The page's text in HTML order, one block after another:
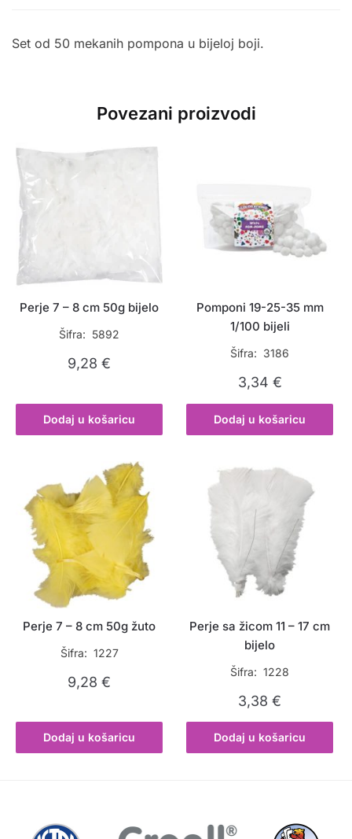
Set od 50 mekanih pompona u bijeloj boji.
Povezani proizvodi
Perje 7 – 8 cm 50g bijelo
Šifra: 5892
9,28€
Dodaj u košaricu
Pomponi 19-25-35 mm
1/100 bijeli
Šifra: 3186
3,34 €
Dodaj u košaricu
Perje 7 – 8 cm 50g žuto
Šifra: 1227
9,28€
Dodaj u košaricu
Perje sa žicom 11 – 17 cm
bijelo
Šifra: 1228
3,38€
Dodaj u košaricu